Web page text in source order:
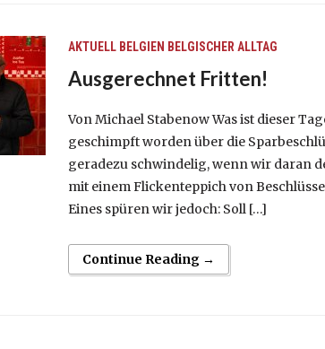
AKTUELL BELGIEN BELGISCHER ALLTAG
Ausgerechnet Fritten!
Von Michael Stabenow Was ist dieser
geschimpft worden über die
geradezu schwindelig, wenn wir daran
mit einem Flickenteppich von
Eines spüren wir jedoch: Soll […]
Continue Reading →